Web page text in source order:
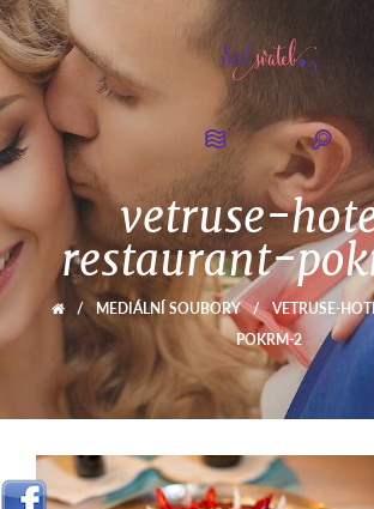
vetruse-
restaurant-
/ MEDIÁLNÍ SOUBORY / VETRUSE-
POKRM-2